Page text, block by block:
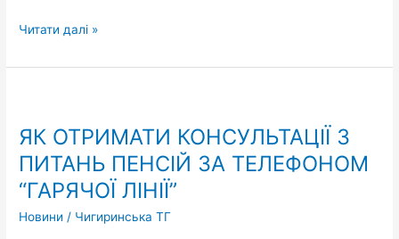
Читати далі »
ЯК ОТРИМАТИ КОНСУЛЬТАЦІЇ З
ПИТАНЬ ПЕНСІЙ ЗА ТЕЛЕФОНОМ
“ГАРЯЧОЇ ЛІНІЇ”
Новини / Чигиринська ТГ
КОНСУЛЬТАЦІЇ
З
ПИТАНЬ
ПЕНСІЙ
ЗА